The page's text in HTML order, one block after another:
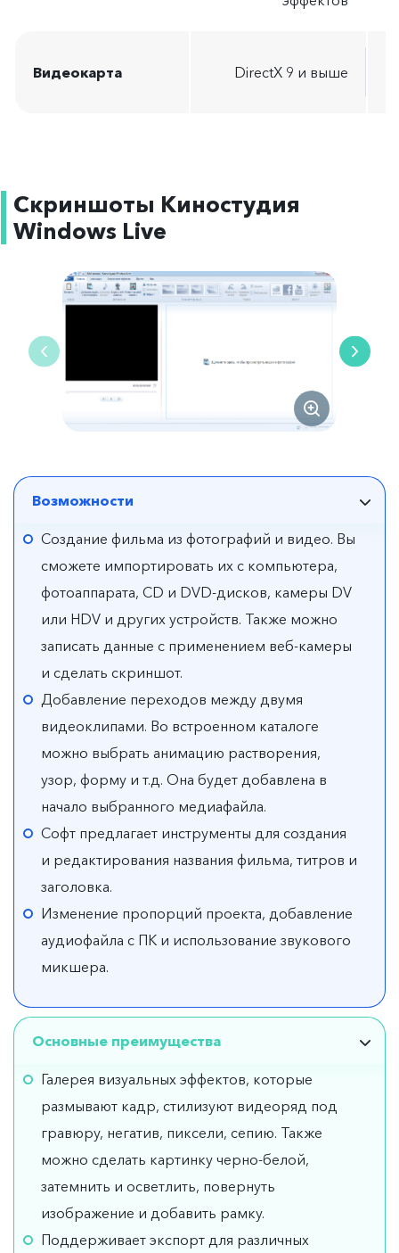
Видеокарта DirectX 9 и выше
Скриншоты Киностудия
Windows Live
Возможности
Создание фильма из фотографий и видео. Вы
сможете импортировать их с компьютера,
фотоаппарата, CD и DVD-дисков, камеры DV
или HDV и других устройств. Также можно
записать данные с применением веб-камеры
и сделать скриншот.
Добавление переходов между двумя
видеоклипами. Во встроенном каталоге
можно выбрать анимацию растворения,
узор, форму и т.д. Она будет добавлена в
начало выбранного медиафайла.
Софт предлагает инструменты для создания
и редактирования названия фильма, титров и
заголовка.
Изменение пропорций проекта, добавление
аудиофайла с ПК и использование звукового
микшера.
Основные преимущества
Галерея визуальных эффектов, которые
размывают кадр, стилизуют видеоряд под
гравюру, негатив, пиксели, сепию. Также
можно сделать картинку черно-белой,
затемнить и осветлить, повернуть
изображение и добавить рамку.
Поддерживает экспорт для различных